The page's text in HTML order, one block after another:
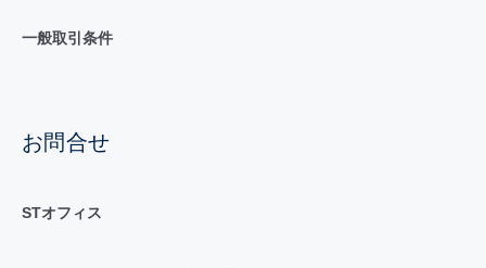
一般取引条件
お問合せ
STオフィス